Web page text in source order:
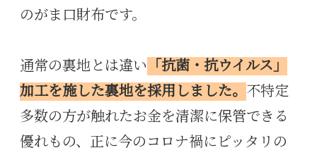
のがま口財布です。
通常の裏地とは違い 「抗菌・抗ウイルス」
加工を施した裏地を採用しました。 不特定
多数の方が触れたお金を清潔に保管できる
優れもの、正に今のコロナ禍にピッタリの